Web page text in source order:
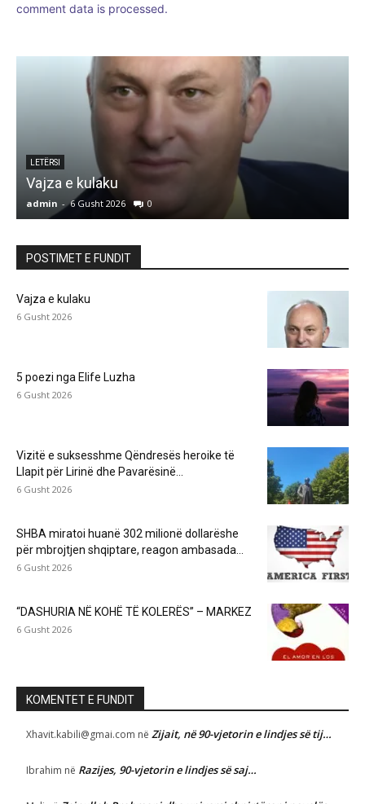
comment data is processed.
LETËRSI
5 poezi nga Elife Luzha
admin - 6 Gusht 2026 0
POSTIMET E FUNDIT
Vajza e kulaku
6 Gusht 2026
5 poezi nga Elife Luzha
6 Gusht 2026
Vizitë e suksesshme Qëndresës heroike të
Llapit për Lirinë dhe Pavarësinë...
6 Gusht 2026
SHBA miratoi huanë 302 milionë dollarëshe
për mbrojtjen shqiptare, reagon ambasada...
6 Gusht 2026
“DASHURIA NË KOHË TË KOLERËS” – MARKEZ
6 Gusht 2026
KOMENTET E FUNDIT
Xhavit.kabili@gmai.com në Zijait, në 90-vjetorin e lindjes së tij…
Ibrahim në Razijes, 90-vjetorin e lindjes së saj…